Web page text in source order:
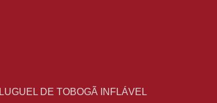
ALUGUEL DE TOBOGÃ INFLÁVEL